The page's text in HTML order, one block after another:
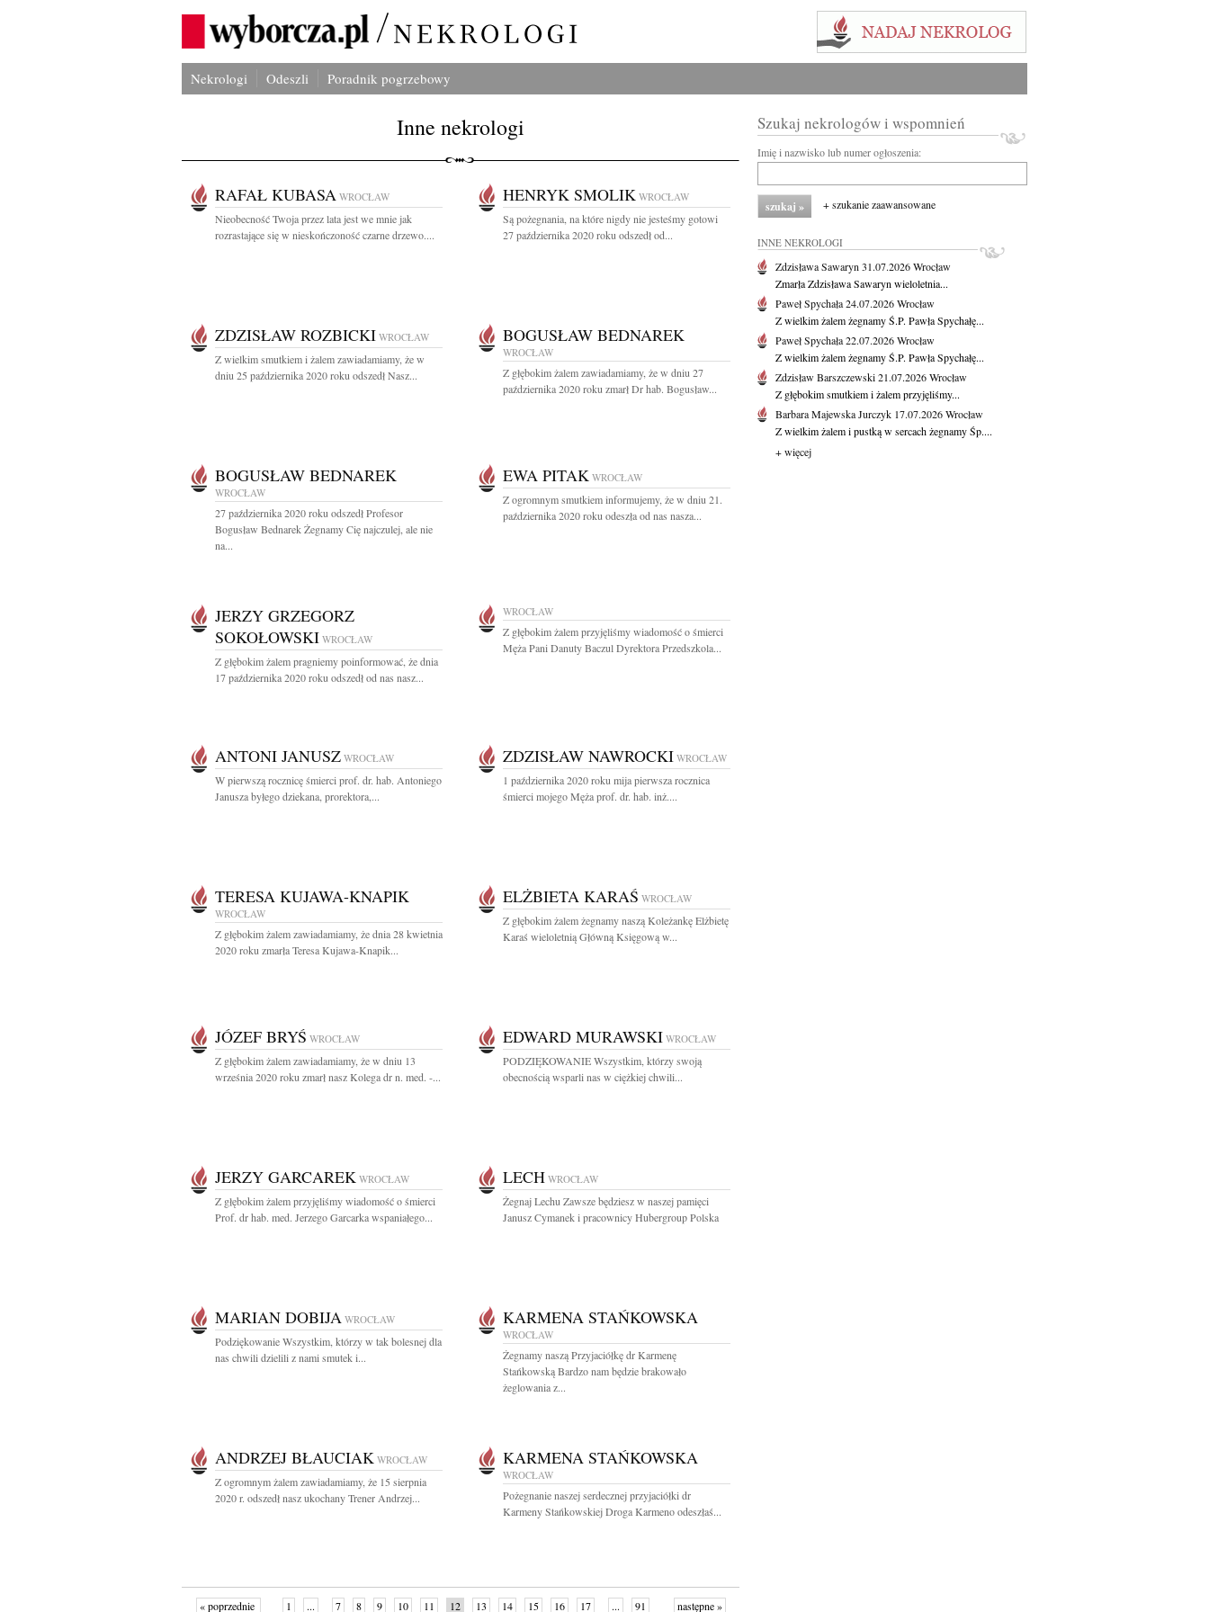
Nekrologi Odeszli Poradnik pogrzebowy
Inne nekrologi
RAFAŁ KUBASA WROCŁAW
Nieobecność Twoja przez lata jest we mnie jak
rozrastające się w nieskończoność czarne drzewo....
HENRYK SMOLIK WROCŁAW
Są pożegnania, na które nigdy nie jesteśmy gotowi
27 października 2020 roku odszedł od...
ZDZISŁAW ROZBICKI WROCŁAW
Z wielkim smutkiem i żalem zawiadamiamy, że w
dniu 25 października 2020 roku odszedł Nasz...
BOGUSŁAW BEDNAREK
WROCŁAW
Z głębokim żalem zawiadamiamy, że w dniu 27
października 2020 roku zmarł Dr hab. Bogusław...
BOGUSŁAW BEDNAREK
WROCŁAW
27 października 2020 roku odszedł Profesor
Bogusław Bednarek Żegnamy Cię najczulej, ale nie
na...
EWA PITAK WROCŁAW
Z ogromnym smutkiem informujemy, że w dniu 21.
października 2020 roku odeszła od nas nasza...
JERZY GRZEGORZ
SOKOŁOWSKI WROCŁAW
Z głębokim żalem pragniemy poinformować, że dnia
17 października 2020 roku odszedł od nas nasz...
WROCŁAW
Z głębokim żalem przyjęliśmy wiadomość o śmierci
Męża Pani Danuty Baczul Dyrektora Przedszkola...
ANTONI JANUSZ WROCŁAW
W pierwszą rocznicę śmierci prof. dr. hab. Antoniego
Janusza byłego dziekana, prorektora,...
ZDZISŁAW NAWROCKI WROCŁAW
1 października 2020 roku mija pierwsza rocznica
śmierci mojego Męża prof. dr. hab. inż....
TERESA KUJAWA-KNAPIK
WROCŁAW
Z głębokim żalem zawiadamiamy, że dnia 28 kwietnia
2020 roku zmarła Teresa Kujawa-Knapik...
ELŻBIETA KARAŚ WROCŁAW
Z głębokim żalem żegnamy naszą Koleżankę Elżbietę
Karaś wieloletnią Główną Księgową w...
JÓZEF BRYŚ WROCŁAW
Z głębokim żalem zawiadamiamy, że w dniu 13
września 2020 roku zmarł nasz Kolega dr n. med. -...
EDWARD MURAWSKI WROCŁAW
PODZIĘKOWANIE Wszystkim, którzy swoją
obecnością wsparli nas w ciężkiej chwili...
JERZY GARCAREK WROCŁAW
Z głębokim żalem przyjęliśmy wiadomość o śmierci
Prof. dr hab. med. Jerzego Garcarka wspaniałego...
LECH WROCŁAW
Żegnaj Lechu Zawsze będziesz w naszej pamięci
Janusz Cymanek i pracownicy Hubergroup Polska
MARIAN DOBIJA WROCŁAW
Podziękowanie Wszystkim, którzy w tak bolesnej dla
nas chwili dzielili z nami smutek i...
KARMENA STAŃKOWSKA
WROCŁAW
Żegnamy naszą Przyjaciółkę dr Karmenę
Stańkowską Bardzo nam będzie brakowało
żeglowania z...
ANDRZEJ BŁAUCIAK WROCŁAW
Z ogromnym żalem zawiadamiamy, że 15 sierpnia
2020 r. odszedł nasz ukochany Trener Andrzej...
KARMENA STAŃKOWSKA
WROCŁAW
Pożegnanie naszej serdecznej przyjaciółki dr
Karmeny Stańkowskiej Droga Karmeno odeszłaś...
« poprzednie 1 ... 7 8 9 10 11 12 13 14 15 16 17 ... 91 następne »
Szukaj nekrologów i wspomnień
Imię i nazwisko lub numer ogłoszenia:
+ szukanie zaawansowane
INNE NEKROLOGI
Zdzisława Sawaryn 31.07.2026Wrocław
Zmarła Zdzisława Sawaryn wieloletnia...
Paweł Spychała24.07.2026Wrocław
Z wielkim żalem żegnamy Ś.P. Pawła Spychałę...
Paweł Spychała22.07.2026Wrocław
Z wielkim żalem żegnamy Ś.P. Pawła Spychałę...
Zdzisław Barszczewski21.07.2026Wrocław
Z głębokim smutkiem i żalem przyjęliśmy...
Barbara Majewska Jurczyk 17.07.2026Wrocław
Z wielkim żalem i pustką w sercach żegnamy Śp....
+ więcej